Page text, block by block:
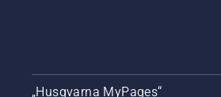
„Husqvarna MyPages“